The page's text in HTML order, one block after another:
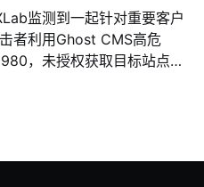
者利用Ghost CMS高危
，未授权获取目标站点的
Loader，用于辅助